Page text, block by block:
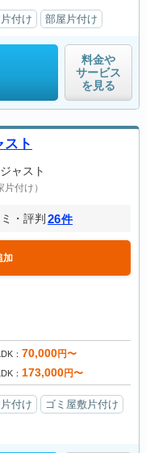
付け 部屋片付け
料金や
サービス
を見る
ト
ャスト
付け）
・評判 26件
加
70,000円〜
173,000円〜
付け
ゴミ屋敷片付け